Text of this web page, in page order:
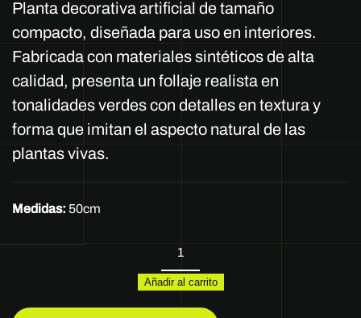
Planta decorativa artificial de tamaño
compacto, diseñada para uso en interiores.
Fabricada con materiales sintéticos de alta
calidad, presenta un follaje realista en
tonalidades verdes con detalles en textura y
forma que imitan el aspecto natural de las
plantas vivas.
Medidas: 50cm
cantidad
Añadir al carrito